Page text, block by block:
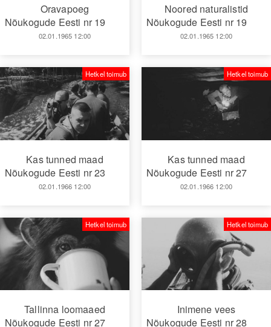
Oravapoeg
Nõukogude Eesti nr 19
02.01.1965 12:00
Noored naturalistid
Nõukogude Eesti nr 19
02.01.1965 12:00
Kas tunned maad
Nõukogude Eesti nr 23
02.01.1966 12:00
Hetkel toimub
Kas tunned maad
Nõukogude Eesti nr 27
02.01.1966 12:00
Hetkel toimub
Tallinna loomaaed
Nõukogude Eesti nr 27
Hetkel toimub
Inimene vees
Nõukogude Eesti nr 28
Hetkel toimub